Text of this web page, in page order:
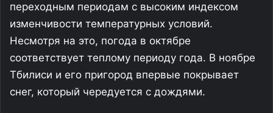
переходным периодам с высоким индексом
изменчивости температурных условий.
Несмотря на это, погода в октябре
соответствует теплому периоду года. В ноябре
Тбилиси и его пригород впервые покрывает
снег, который чередуется с дождями.